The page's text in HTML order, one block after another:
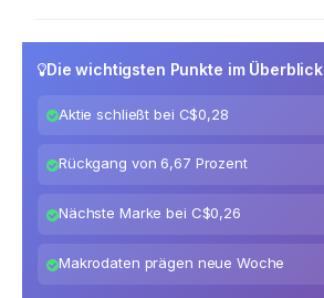
Die wichtigsten Punkte im Überblick
Aktie schließt bei C$0,28
Rückgang von 6,67 Prozent
Nächste Marke bei C$0,26
Makrodaten prägen neue Woche